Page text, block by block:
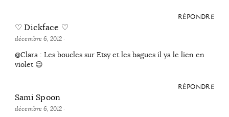
RÉPONDRE
♡ Dickface ♡
décembre 6, 2012·
@Clara : Les boucles sur Etsy et les bagues il ya le lien en
violet 😉
RÉPONDRE
Sami Spoon
décembre 6, 2012·